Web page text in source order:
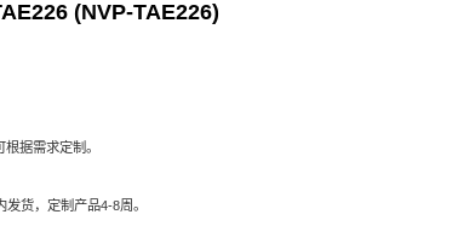
(NVP-TAE226)
据需求定制。
货，定制产品4-8周。